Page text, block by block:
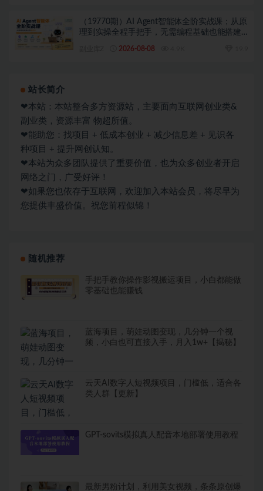
（19770期）AI Agent智能体全阶实战课；从原
理到实操全程手把手，无需编程基础也能搭建
2026-08-08
站长简介
❤本站：本站整合多方资源站，主要面向互联网创业类&
副业类，资源丰富 物超所值。
❤能助您：找项目 + 低成本创业 + 减少信息差 + 见识各
种项目 + 提升网创认知。
❤本站为众多团队提供了重要价值，也为众多创业者开启
网络之门，广受好评！
❤如果您也依存于互联网，欢迎加入本站会员，将尽早为
您提供丰盛价值。祝您前程似锦！
随机推荐
手把手教你操作影视搬运项目，小白都能做
零基础也能赚钱
蓝海项目，萌娃动图变现，几分钟一个视
频，小白也可直接入手，月入1w+【揭秘】
云天AI数字人短视频项目，门槛低，适合各
类人群【更新】
GPT-sovits模拟真人配音本地部署使用教程
最新男粉计划，利用美女视频，条条原创爆